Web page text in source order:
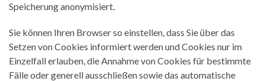
Speicherung anonymisiert.
Sie können Ihren Browser so einstellen, dass Sie über das
Setzen von Cookies informiert werden und Cookies nur im
Einzelfall erlauben, die Annahme von Cookies für bestimmte
Fälle oder generell ausschließen sowie das automatische